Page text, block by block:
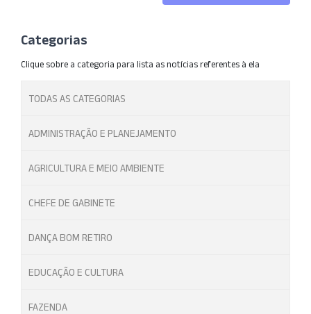
Categorias
Clique sobre a categoria para lista as notícias referentes à ela
TODAS AS CATEGORIAS
ADMINISTRAÇÃO E PLANEJAMENTO
AGRICULTURA E MEIO AMBIENTE
CHEFE DE GABINETE
DANÇA BOM RETIRO
EDUCAÇÃO E CULTURA
FAZENDA